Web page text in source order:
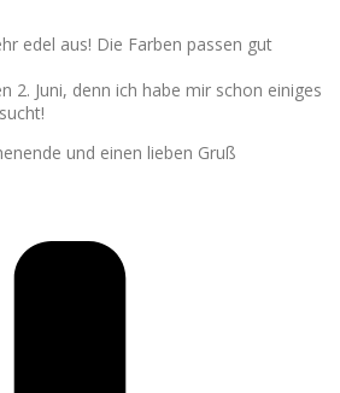
edel aus! Die Farben passen gut
2. Juni, denn ich habe mir schon einiges
und einen lieben Gruß